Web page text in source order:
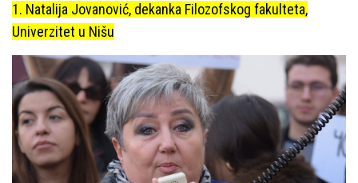
1. Natalija Jovanović, dekanka Filozofskog fakulteta,
Univerzitet u Nišu